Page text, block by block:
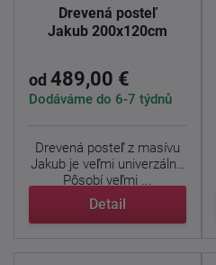
Drevená posteľ
Jakub 200x120cm
od 489,00 €
Dodáváme do 6-7 týdnů
Drevená posteľ z masívu
Jakub je veľmi univerzálny.
Pôsobí veľmi ...
Detail